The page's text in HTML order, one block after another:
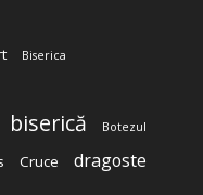
Biserica
biserică Botezul
Cruce dragoste